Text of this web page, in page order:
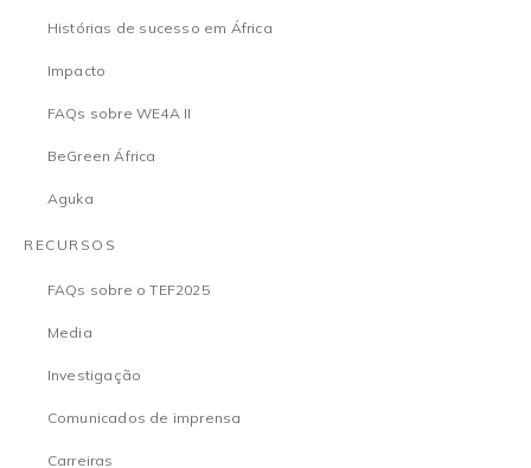
Histórias de sucesso em África
Impacto
FAQs sobre WE4A II
BeGreen África
Aguka
RECURSOS
FAQs sobre o TEF2025
Media
Investigação
Comunicados de imprensa
Carreiras